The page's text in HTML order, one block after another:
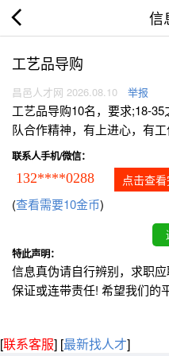
信
工艺品导购
昌邑人才网 2026.08.10 举报
工艺品导购10名，要求;18-
队合作精神，有上进心，有工
联系人手机/微信：
132****0288 点击查
(查看需要10金币)
特此声明：
信息真伪请自行辨别，求职
保证或连带责任! 希望我们的
[联系客服] [最新找人才]